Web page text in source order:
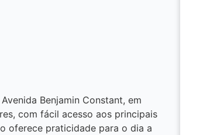
Benjamin Constant, em
com fácil acesso aos principais
oferece praticidade para o dia a